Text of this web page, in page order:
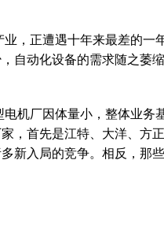
正遭遇十年来最差的一
自动化设备的需求随之萎缩
厂因体量小，整体业务
，首先是江特、大洋、方
新入局的竞争。相反，那